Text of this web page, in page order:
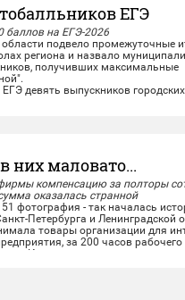
ЕГЭ
баллов на ЕГЭ-2026
подвело промежуточные
региона и назвало
получивших максимальные
девять выпускников
миасские...
них маловато...
компенсацию за полторы
оказалась странной
фотография - так началась
Петербурга и Ленинградской
товары организации для
за 200 часов
Исключительные права на...